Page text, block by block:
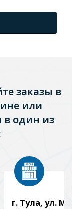
заказы в
или
в один из
г. Тула, ул.